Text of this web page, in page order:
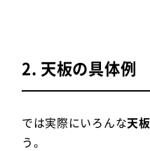
2. 天板の具体例
では実際にいろんな天板
う。